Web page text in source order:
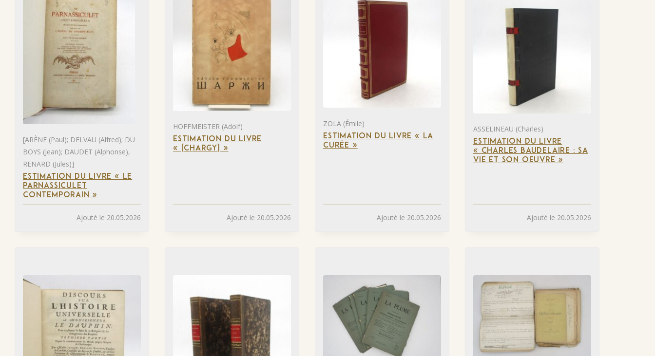
[ARÈNE (Paul); DELVAU (Alfred); DU
BOYS (Jean); DAUDET (Alphonse),
RENARD (Jules)]
ESTIMATION DU LIVRE « LE
PARNASSICULET
CONTEMPORAIN »
Ajouté le 20.05.2026
HOFFMEISTER (Adolf)
ESTIMATION DU LIVRE
« [CHARGY] »
Ajouté le 20.05.2026
ZOLA (Émile)
ESTIMATION DU LIVRE « LA
CURÉE »
Ajouté le 20.05.2026
ASSELINEAU (Charles)
ESTIMATION DU LIVRE
« CHARLES BAUDELAIRE : SA
VIE ET SON OEUVRE »
Ajouté le 20.05.2026